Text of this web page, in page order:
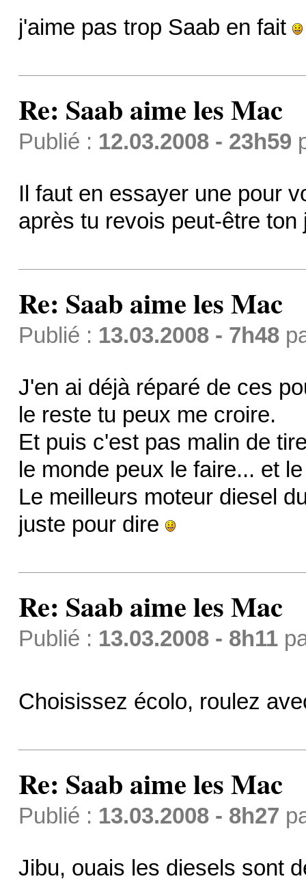
j'aime pas trop Saab en fait
Re: Saab aime les Mac
Publié : 12.03.2008 - 23h59
Il faut en essayer une pour
après tu revois peut-être
Re: Saab aime les Mac
Publié : 13.03.2008 - 7h48
J'en ai déjà réparé de ces
le reste tu peux me croire.
Et puis c'est pas malin de
le monde peux le faire... et
Le meilleurs moteur diesel
juste pour dire
Re: Saab aime les Mac
Publié : 13.03.2008 - 8h11
Choisissez écolo, roulez
Re: Saab aime les Mac
Publié : 13.03.2008 - 8h27
Jibu, ouais les diesels sont